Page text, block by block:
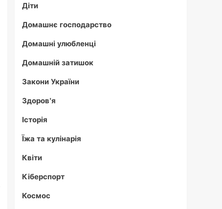
Діти
Домашнє господарство
Домашні улюбленці
Домашній затишок
Закони України
Здоров'я
Історія
Їжа та кулінарія
Квіти
Кіберспорт
Космос